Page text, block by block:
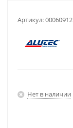
Артикул:00060912
Нет в наличии